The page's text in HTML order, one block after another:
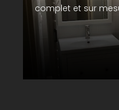
complet et sur